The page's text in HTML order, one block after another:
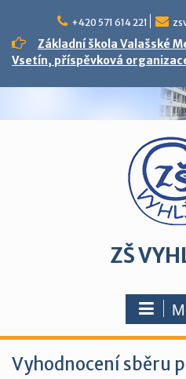
content
+420 571 614 221
Základní škola Valašské
Vsetín, příspěvková
ZŠ
Vyhodnocení sběru